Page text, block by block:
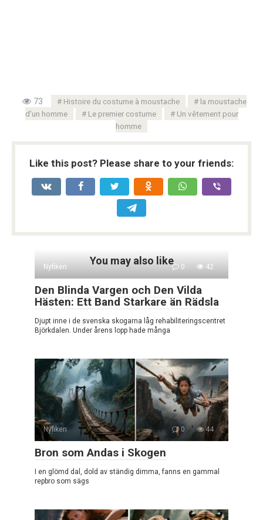
73 Histoire du costume à moustache
la moustache
d'un homme
Le premier costume
Un vêtement pour
homme
Like this post? Please share to your friends:
You may also like
Nyfiken 0 42
Den Blinda Vargen och Den Vilda
Hästen: Ett Band Starkare än Rädsla
Djupt inne i de svenska skogarna låg rehabiliteringscentret
Björkdalen. Under årens lopp hade många
Nyfiken 0 44
Bron som Andas i Skogen
I en glömd dal, dold av ständig dimma, fanns en gammal
repbro som sägs